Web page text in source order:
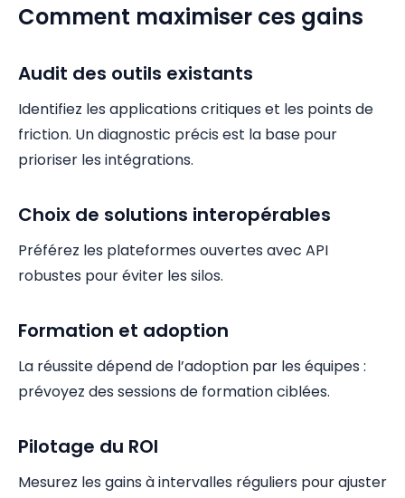
Comment maximiser ces gains
Audit des outils existants
Identifiez les applications critiques et les points de
friction. Un diagnostic précis est la base pour
prioriser les intégrations.
Choix de solutions interopérables
Préférez les plateformes ouvertes avec API
robustes pour éviter les silos.
Formation et adoption
La réussite dépend de l’adoption par les équipes :
prévoyez des sessions de formation ciblées.
Pilotage du ROI
Mesurez les gains à intervalles réguliers pour ajuster